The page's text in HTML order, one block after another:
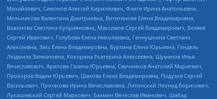
Михайлович, Симонов Алексей Кириллович, Флиге Ирина Анатольевна,
Мельникова Валентина Дмитриевна, Вититинова Елена Владимировна,
Баженова Светлана Куприяновна, Максимов Сергей Владимирович, Беляев
Сергей Иванович, Голубева Елена Николаевна, Ганнушкина Светлана
Алексеевна, Закс Елена Владимировна, Буртина Елена Юрьевна, Гендель
Людмила Залмановна, Кокорина Екатерина Алексеевна, Шуманов Илья
Вячеславович, Арапова Галина Юрьевна, Свечников Анатолий Мариевич,
Прохоров Вадим Юрьевич, Шахова Елена Владимировна, Подузов Сергей
Васильевич, Протасова Ирина Вячеславовна, Литинский Леонид Борисович,
Лукашевский Сергей Маркович, Бахмин Вячеслав Иванович, Шабад